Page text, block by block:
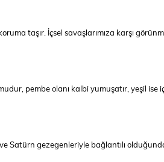
taşır. İçsel savaşlarımıza karşı
pembe olanı kalbi yumuşatır, yeşil
Satürn gezegenleriyle bağlantılı